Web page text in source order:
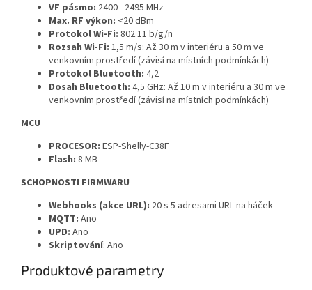
VF pásmo: 2400 - 2495 MHz
Max. RF výkon: <20 dBm
Protokol Wi-Fi: 802.11 b/g/n
Rozsah Wi-Fi: 1,5 m/s: Až 30 m v interiéru a 50 m ve
venkovním prostředí (závisí na místních podmínkách)
Protokol Bluetooth: 4,2
Dosah Bluetooth: 4,5 GHz: Až 10 m v interiéru a 30 m ve
venkovním prostředí (závisí na místních podmínkách)
MCU
PROCESOR: ESP-Shelly-C38F
Flash: 8 MB
SCHOPNOSTI FIRMWARU
Webhooks (akce URL): 20 s 5 adresami URL na háček
MQTT: Ano
UPD: Ano
Skriptování: Ano
Produktové parametry